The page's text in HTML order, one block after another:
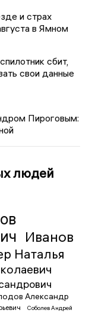
и страх
в Ямном
сбит,
свои данные
Пироговым:
людей
Иванов
Наталья
Александр
Соболев Андрей